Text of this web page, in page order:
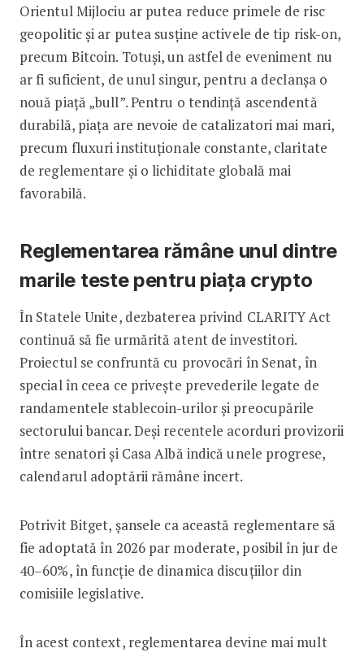
Orientul Mijlociu ar putea reduce primele de risc
geopolitic și ar putea susține activele de tip risk-on,
precum Bitcoin. Totuși, un astfel de eveniment nu
ar fi suficient, de unul singur, pentru a declanșa o
nouă piață „bull”. Pentru o tendință ascendentă
durabilă, piața are nevoie de catalizatori mai mari,
precum fluxuri instituționale constante, claritate
de reglementare și o lichiditate globală mai
favorabilă.
Reglementarea rămâne unul dintre
marile teste pentru piața crypto
În Statele Unite, dezbaterea privind CLARITY Act
continuă să fie urmărită atent de investitori.
Proiectul se confruntă cu provocări în Senat, în
special în ceea ce privește prevederile legate de
randamentele stablecoin-urilor și preocupările
sectorului bancar. Deși recentele acorduri provizorii
între senatori și Casa Albă indică unele progrese,
calendarul adoptării rămâne incert.
Potrivit Bitget, șansele ca această reglementare să
fie adoptată în 2026 par moderate, posibil în jur de
40–60%, în funcție de dinamica discuțiilor din
comisiile legislative.
În acest context, reglementarea devine mai mult